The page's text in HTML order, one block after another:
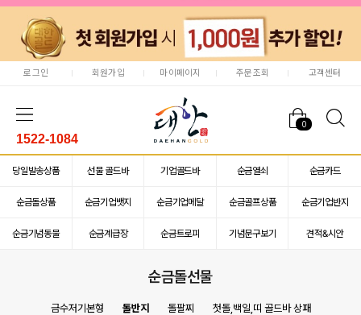
로그인 회원가입 마이페이지 주문조회 고객센터
0
1522-1084
당일발송상품 선물 골드바 기업골드바 순금열쇠 순금카드
순금돌상품 순금기업뱃지 순금기업메달 순금골프상품 순금기업반지
순금기념동물 순금계급장 순금트로피 기념문구보기 견적&시안
순금돌선물
금수저기본형 돌반지 돌팔찌 첫돌,백일,띠 골드바 상패